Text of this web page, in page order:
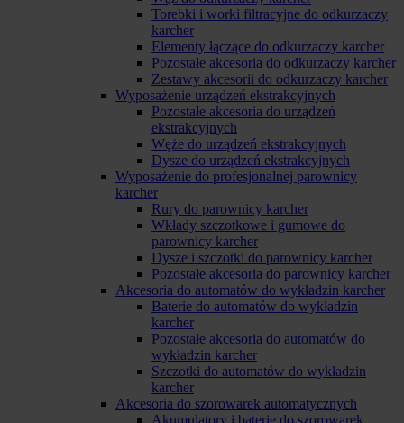
Torebki i worki filtracyjne do odkurzaczy
karcher
Elementy łączące do odkurzaczy karcher
Pozostałe akcesoria do odkurzaczy karcher
Zestawy akcesorii do odkurzaczy karcher
Wyposażenie urządzeń ekstrakcyjnych
Pozostałe akcesoria do urządzeń
ekstrakcyjnych
Węże do urządzeń ekstrakcyjnych
Dysze do urządzeń ekstrakcyjnych
Wyposażenie do profesjonalnej parownicy
karcher
Rury do parownicy karcher
Wkłady szczotkowe i gumowe do
parownicy karcher
Dysze i szczotki do parownicy karcher
Pozostałe akcesoria do parownicy karcher
Akcesoria do automatów do wykładzin karcher
Baterie do automatów do wykładzin
karcher
Pozostałe akcesoria do automatów do
wykładzin karcher
Szczotki do automatów do wykładzin
karcher
Akcesoria do szorowarek automatycznych
Akumulatory i baterie do szorowarek